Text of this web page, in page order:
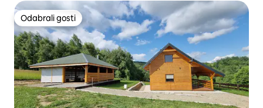
Odabrali gosti
Odabrali gosti